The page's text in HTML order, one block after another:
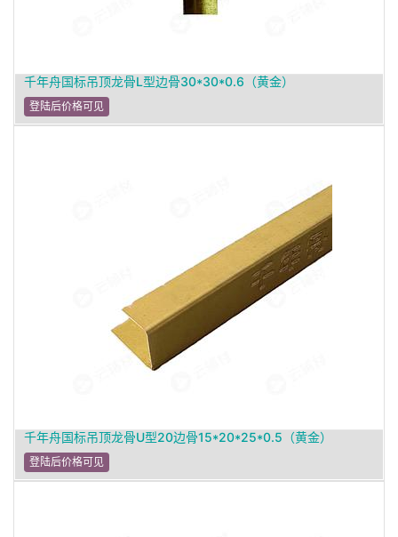
千年舟国标吊顶龙骨L型边骨30*30*0.6（黄金）
登陆后价格可见
千年舟国标吊顶龙骨U型20边骨15*20*25*0.5（黄金）
登陆后价格可见